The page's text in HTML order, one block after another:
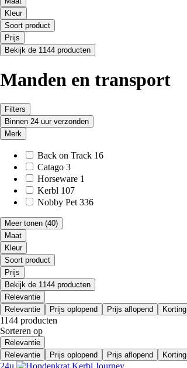
Kleur
Soort product
Prijs
Bekijk de 1144 producten
Manden en transport
Filters
Binnen 24 uur verzonden
Merk
Back on Track 16
Catago 3
Horseware 1
Kerbl 107
Nobby Pet 336
Meer tonen (40)
Maat
Kleur
Soort product
Prijs
Bekijk de 1144 producten
Relevantie
Relevantie
Prijs oplopend Prijs aflopend Korting
1144 producten
Sorteren op
Relevantie
Relevantie
Prijs oplopend Prijs aflopend Korting
24u